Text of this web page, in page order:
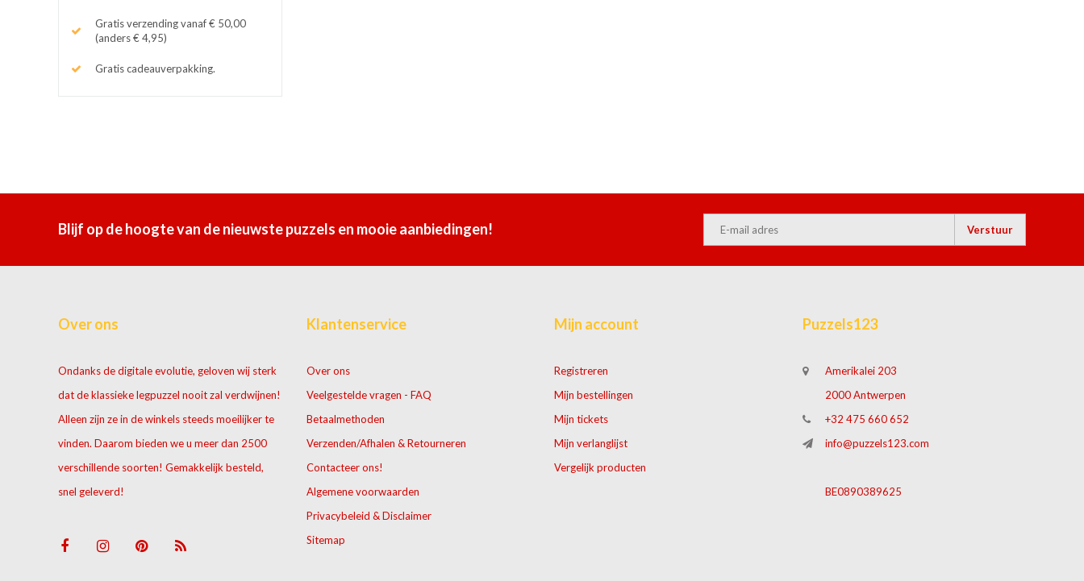
Gratis verzending vanaf € 50,00
(anders € 4,95)
Gratis cadeauverpakking.
Blijf op de hoogte van de nieuwste puzzels en mooie aanbiedingen! Verstuur
Over ons
Ondanks de digitale evolutie, geloven wij sterk
dat de klassieke legpuzzel nooit zal verdwijnen!
Alleen zijn ze in de winkels steeds moeilijker te
vinden. Daarom bieden we u meer dan 2500
verschillende soorten! Gemakkelijk besteld,
snel geleverd!
Klantenservice
Over ons
Veelgestelde vragen - FAQ
Betaalmethoden
Verzenden/Afhalen & Retourneren
Contacteer ons!
Algemene voorwaarden
Privacybeleid & Disclaimer
Sitemap
Mijn account
Registreren
Mijn bestellingen
Mijn tickets
Mijn verlanglijst
Vergelijk producten
Puzzels123
Amerikalei 203
2000 Antwerpen
+32 475 660 652
info@puzzels123.com
BE0890389625